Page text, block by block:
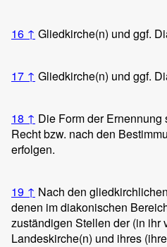
16 ↑ Gliedkirche(n) und ggf.
17 ↑ Gliedkirche(n) und ggf.
18 ↑ Die Form der
Recht bzw. nach den
erfolgen.
19 ↑ Nach den
denen im diakonischen
zuständigen Stellen der (in ihr
Landeskirche(n) und ihres